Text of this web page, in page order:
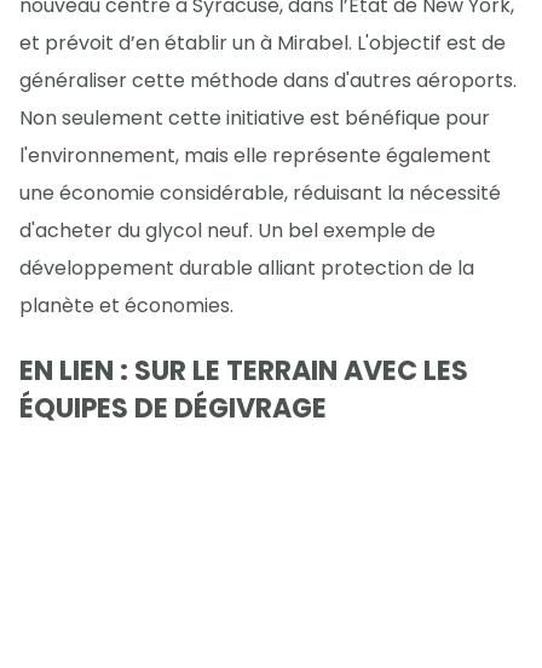
nouveau centre à Syracuse, dans l’État de New York,
et prévoit d’en établir un à Mirabel. L'objectif est de
généraliser cette méthode dans d'autres aéroports.
Non seulement cette initiative est bénéfique pour
l'environnement, mais elle représente également
une économie considérable, réduisant la nécessité
d'acheter du glycol neuf. Un bel exemple de
développement durable alliant protection de la
planète et économies.
EN LIEN : SUR LE TERRAIN AVEC LES
ÉQUIPES DE DÉGIVRAGE